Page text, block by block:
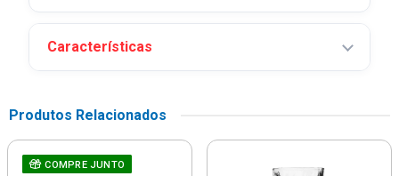
Características
Produtos Relacionados
COMPRE JUNTO